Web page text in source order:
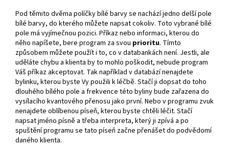
Pod těmito dvěma políčky bílé barvy se nachází jedno delší pole
bílé barvy, do kterého můžete napsat cokoliv. Toto vybrané bílé
pole má vyjímečnou pozici. Příkaz nebo informaci, kterou do
něho napíšete, bere program za svou prioritu. Tímto
způsobem můžete použít i to, co v databankách není. Jestli, ale
uděláte chybu a klienta by to mohlo poškodit, nebude program
Váš příkaz akceptovat. Tak například v databází nenajdete
bylinku, kterou byste Vy použili k léčbě. Stačí ji dopsat do toho
dlouhého bílého pole a frekvence této byliny bude zařazena do
vysílacího kvantového přenosu jako první. Nebo v programu zvuk
nenajdete oblíbenou píseň, kterou byste chtěli léčit. Stačí
napsat jméno písně a třeba interpreta, který ji zpívá a po
spuštění programu se tato píseň začne přenášet do podvědomí
daného klienta.